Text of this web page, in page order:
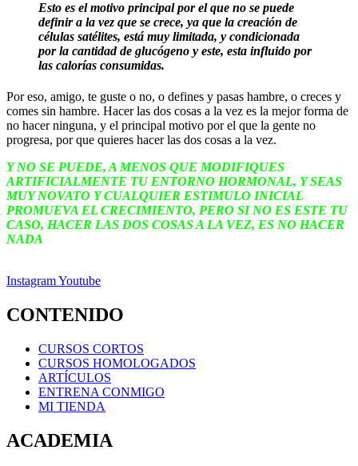
Esto es el motivo principal por el que no se puede
definir a la vez que se crece, ya que la creación de
células satélites, está muy limitada, y condicionada
por la cantidad de glucógeno y este, esta influido por
las calorías consumidas.
Por eso, amigo, te guste o no, o defines y pasas hambre, o creces y
comes sin hambre. Hacer las dos cosas a la vez es la mejor forma de
no hacer ninguna, y el principal motivo por el que la gente no
progresa, por que quieres hacer las dos cosas a la vez.
Y NO SE PUEDE, A MENOS QUE MODIFIQUES
ARTIFICIALMENTE TU ENTORNO HORMONAL, Y SEAS
MUY NOVATO Y CUALQUIER ESTIMULO INICIAL
PROMUEVA EL CRECIMIENTO, PERO SI NO ES ESTE TU
CASO, HACER LAS DOS COSAS A LA VEZ, ES NO HACER
NADA
InstagramYoutube
CONTENIDO
CURSOS CORTOS
CURSOS HOMOLOGADOS
ARTÍCULOS
ENTRENA CONMIGO
MI TIENDA
ACADEMIA